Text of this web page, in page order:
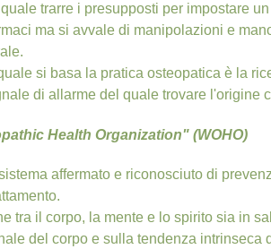
trarre i presupposti per impostare
ma si avvale di manipolazioni e
si basa la pratica osteopatica è la
di allarme del quale trovare l'origine
Health Organization" (WOHO)
affermato e riconosciuto di
tra il corpo, la mente e lo spirito sia in
del corpo e sulla tendenza intrinseca